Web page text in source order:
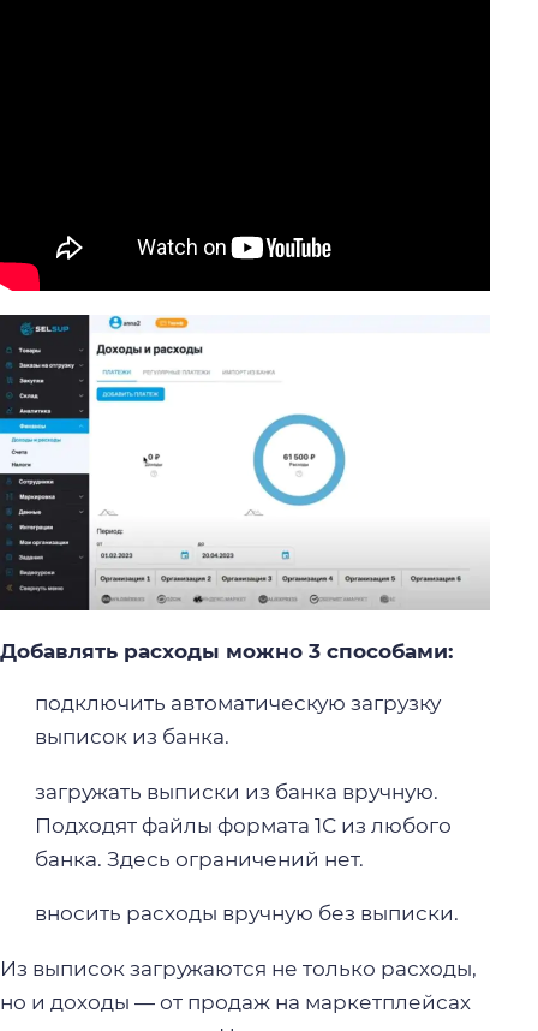
Добавлять расходы можно 3 способами:
подключить автоматическую загрузку
выписок из банка.
загружать выписки из банка вручную.
Подходят файлы формата 1С из любого
банка. Здесь ограничений нет.
вносить расходы вручную без выписки.
Из выписок загружаются не только расходы,
но и доходы — от продаж на маркетплейсах